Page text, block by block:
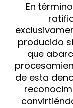
En
producido
que
de esta